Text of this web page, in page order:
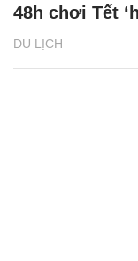
DU LỊCH
48h chơi Tết